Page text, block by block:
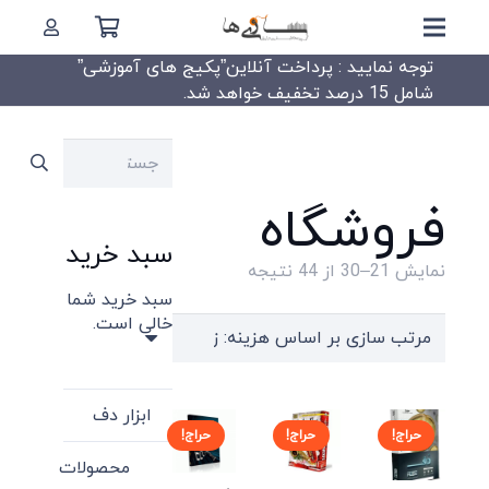
توجه نمایید : پرداخت آنلاین”پکیج های آموزشی”
شامل 15 درصد تخفیف خواهد شد.
فروشگاه
نمایش 21–30 از 44 نتیجه
price:
low
حراج! حراج! حراج!
جستجو
سبد خرید
سبد خرید شما
خالی است.
ابزار دف
محصولات